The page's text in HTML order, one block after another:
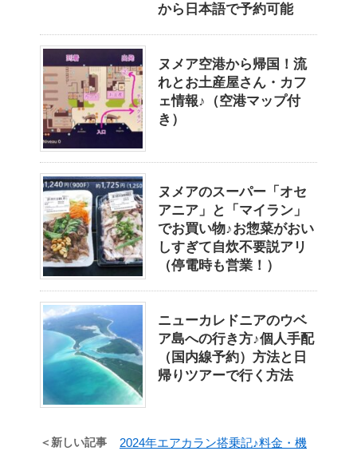
から日本語で予約可能
ヌメア空港から帰国！流
れとお土産屋さん・カフ
ェ情報♪（空港マップ付
き）
ヌメアのスーパー「オセ
アニア」と「マイラン」
でお買い物♪お惣菜がおい
しすぎて自炊不要説アリ
（停電時も営業！）
ニューカレドニアのウベ
ア島への行き方♪個人手配
（国内線予約）方法と日
帰りツアーで行く方法
＜新しい記事
2024年エアカラン搭乗記♪料金・機